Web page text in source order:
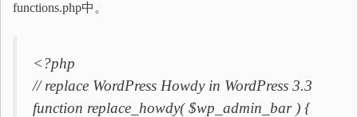
functions.php中。
<?php
// replace WordPress Howdy in WordPress 3.3
function replace_howdy( $wp_admin_bar ) {